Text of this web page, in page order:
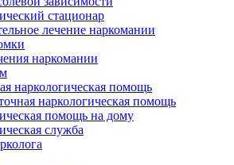
стационар
лечение наркомании
наркомании
наркологическая помощь
наркологическая помощь
помощь на дому
служба